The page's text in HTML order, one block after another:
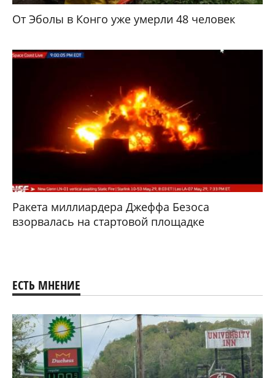
От Эболы в Конго уже умерли 48 человек
Ракета миллиардера Джеффа Безоса
взорвалась на стартовой площадке
ЕСТЬ МНЕНИЕ